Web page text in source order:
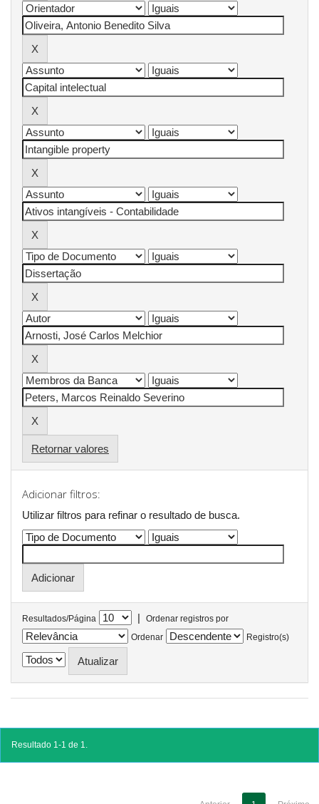
Retornar valores
Adicionar filtros:
Utilizar filtros para refinar o resultado de busca.
Resultados/Página |
Ordenar registros por
Ordenar
Registro(s)
Resultado 1-1 de 1.